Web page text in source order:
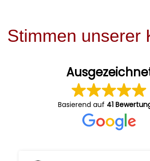
Stimmen unserer
Basierend auf 41